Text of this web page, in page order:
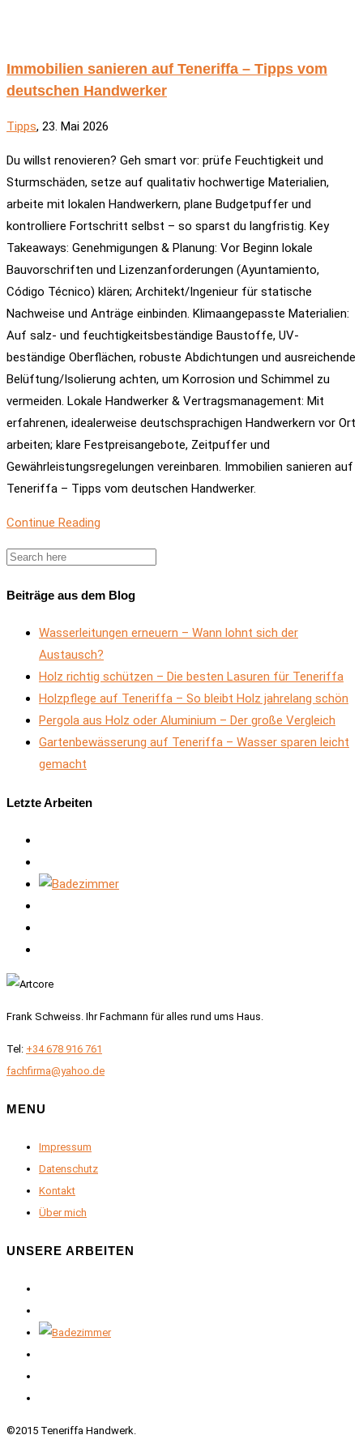
Immobilien sanieren auf Teneriffa – Tipps vom
deutschen Handwerker
Tipps, 23. Mai 2026
Du willst renovieren? Geh smart vor: prüfe Feuchtigkeit und
Sturmschäden, setze auf qualitativ hochwertige Materialien,
arbeite mit lokalen Handwerkern, plane Budgetpuffer und
kontrolliere Fortschritt selbst – so sparst du langfristig. Key
Takeaways: Genehmigungen & Planung: Vor Beginn lokale
Bauvorschriften und Lizenzanforderungen (Ayuntamiento,
Código Técnico) klären; Architekt/Ingenieur für statische
Nachweise und Anträge einbinden. Klimaangepasste Materialien:
Auf salz- und feuchtigkeitsbeständige Baustoffe, UV-
beständige Oberflächen, robuste Abdichtungen und ausreichende
Belüftung/Isolierung achten, um Korrosion und Schimmel zu
vermeiden. Lokale Handwerker & Vertragsmanagement: Mit
erfahrenen, idealerweise deutschsprachigen Handwerkern vor Ort
arbeiten; klare Festpreisangebote, Zeitpuffer und
Gewährleistungsregelungen vereinbaren. Immobilien sanieren auf
Teneriffa – Tipps vom deutschen Handwerker.
Continue Reading
Beiträge aus dem Blog
Wasserleitungen erneuern – Wann lohnt sich der
Austausch?
Holz richtig schützen – Die besten Lasuren für Teneriffa
Holzpflege auf Teneriffa – So bleibt Holz jahrelang schön
Pergola aus Holz oder Aluminium – Der große Vergleich
Gartenbewässerung auf Teneriffa – Wasser sparen leicht
gemacht
Letzte Arbeiten
Frank Schweiss. Ihr Fachmann für alles rund ums Haus.
Tel: +34 678 916 761
fachfirma@yahoo.de
MENU
Impressum
Datenschutz
Kontakt
Über mich
UNSERE ARBEITEN
©2015 Teneriffa Handwerk.